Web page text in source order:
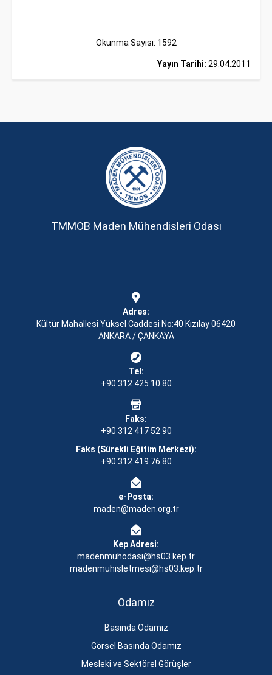
Okunma Sayısı: 1592
Yayın Tarihi: 29.04.2011
TMMOB Maden Mühendisleri Odası
Adres:
Kültür Mahallesi Yüksel Caddesi No:40 Kızılay 06420
ANKARA / ÇANKAYA
Tel:
+90 312 425 10 80
Faks:
+90 312 417 52 90
Faks (Sürekli Eğitim Merkezi):
+90 312 419 76 80
e-Posta:
maden@maden.org.tr
Kep Adresi:
madenmuhodasi@hs03.kep.tr
madenmuhisletmesi@hs03.kep.tr
Odamız
Basında Odamız
Görsel Basında Odamız
Mesleki ve Sektörel Görüşler